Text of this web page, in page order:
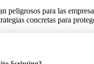
peligrosos para las
concretas para